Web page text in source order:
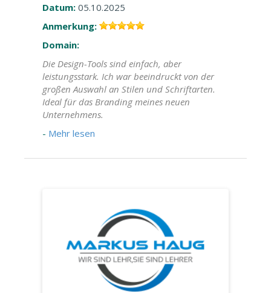
Datum: 05.10.2025
Anmerkung:
Domain:
Die Design-Tools sind einfach, aber
leistungsstark. Ich war beeindruckt von der
großen Auswahl an Stilen und Schriftarten.
Ideal für das Branding meines neuen
Unternehmens.
- Mehr lesen